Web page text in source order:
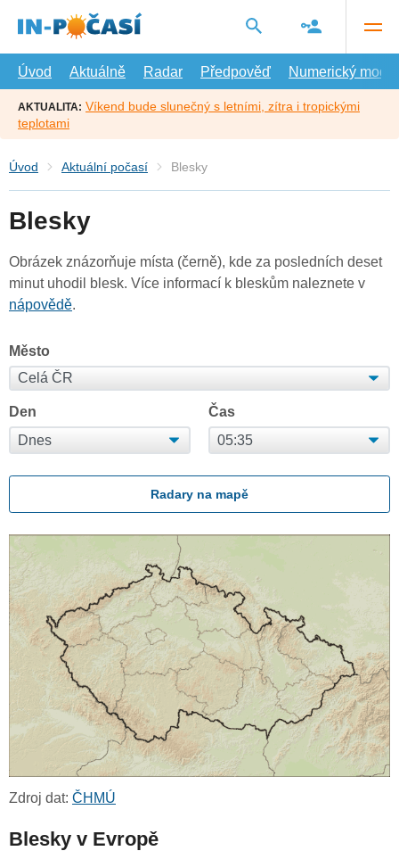
hlavní
Úvod
Aktuálně Radar Předpověď Numerický model
AKTUALITA: Víkend bude slunečný s letními, zítra i tropickými
teplotami
Úvod Aktuální počasí Blesky
Blesky
Obrázek znázorňuje místa (černě), kde za posledních deset
minut uhodil blesk. Více informací k bleskům naleznete v
nápovědě.
Město
Den Čas
Radary na mapě
Zdroj dat: ČHMÚ
Blesky v Evropě